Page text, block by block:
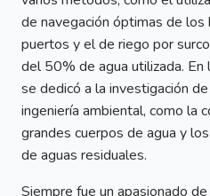
de navegación óptimas de los
puertos y el de riego por
del 50% de agua utilizada.
se dedicó a la investigación
ingeniería ambiental, como la
grandes cuerpos de agua y
de aguas residuales.
Siempre fue un apasionado